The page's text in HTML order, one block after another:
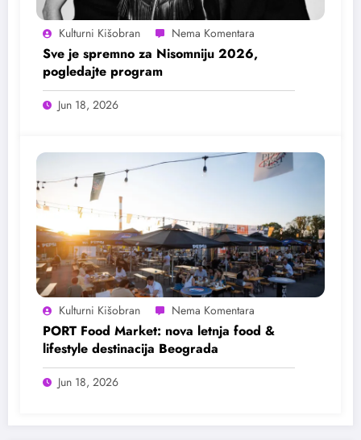
Kulturni Kišobran
Sve je spremno za Nisomniju 2026,
pogledajte program
Jun 18, 2026
Kulturni Kišobran
PORT Food Market: nova letnja food &
lifestyle destinacija Beograda
Jun 18, 2026